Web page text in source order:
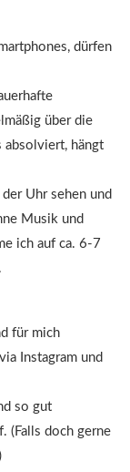
dürfen
über die
absolviert, hängt
Uhr sehen und
Musik und
ich auf ca. 6-7
für mich
Instagram und
so gut
(Falls doch gerne